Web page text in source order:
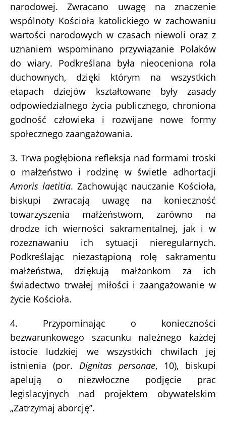
narodowej. Zwracano uwagę na znaczenie
wspólnoty Kościoła katolickiego w zachowaniu
wartości narodowych w czasach niewoli oraz z
uznaniem wspominano przywiązanie Polaków
do wiary. Podkreślana była nieoceniona rola
duchownych, dzięki którym na wszystkich
etapach dziejów kształtowane były zasady
odpowiedzialnego życia publicznego, chroniona
godność człowieka i rozwijane nowe formy
społecznego zaangażowania.
3. Trwa pogłębiona refleksja nad formami troski
o małżeństwo i rodzinę w świetle adhortacji
Amoris laetitia. Zachowując nauczanie Kościoła,
biskupi zwracają uwagę na konieczność
towarzyszenia małżeństwom, zarówno na
drodze ich wierności sakramentalnej, jak i w
rozeznawaniu ich sytuacji nieregularnych.
Podkreślając niezastąpioną rolę sakramentu
małżeństwa, dziękują małżonkom za ich
świadectwo trwałej miłości i zaangażowanie w
życie Kościoła.
4. Przypominając o konieczności
bezwarunkowego szacunku należnego każdej
istocie ludzkiej we wszystkich chwilach jej
istnienia (por. Dignitas personae, 10), biskupi
apelują o niezwłoczne podjęcie prac
legislacyjnych nad projektem obywatelskim
„Zatrzymaj aborcję”.